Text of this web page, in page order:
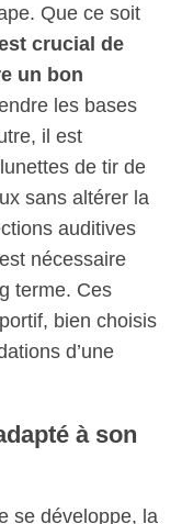
Que ce soit
crucial de
un bon
les bases
il est
de tir de
sans altérer la
auditives
nécessaire
terme. Ces
bien choisis
d’une
à son
se développe, la